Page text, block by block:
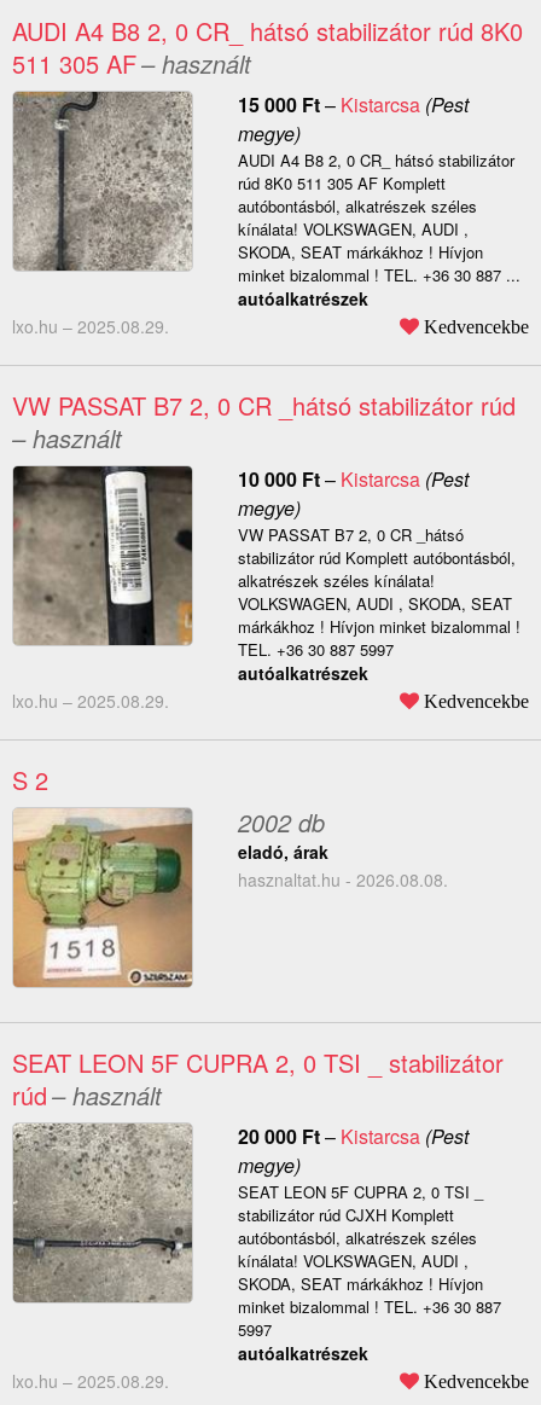
AUDI A4 B8 2, 0 CR_ hátsó stabilizátor rúd 8K0
511 305 AF– használt
15 000 Ft– Kistarcsa(Pest
megye)
AUDI A4 B8 2, 0 CR_ hátsó stabilizátor
rúd 8K0 511 305 AF Komplett
autóbontásból, alkatrészek széles
kínálata! VOLKSWAGEN, AUDI ,
SKODA, SEAT márkákhoz ! Hívjon
minket bizalommal ! TEL. +36 30 887 ...
autóalkatrészek
lxo.hu – 2025.08.29. Kedvencekbe
VW PASSAT B7 2, 0 CR _hátsó stabilizátor rúd
– használt
10 000 Ft– Kistarcsa(Pest
megye)
VW PASSAT B7 2, 0 CR _hátsó
stabilizátor rúd Komplett autóbontásból,
alkatrészek széles kínálata!
VOLKSWAGEN, AUDI , SKODA, SEAT
márkákhoz ! Hívjon minket bizalommal !
TEL. +36 30 887 5997
autóalkatrészek
lxo.hu – 2025.08.29. Kedvencekbe
S 2
2002 db
eladó, árak
hasznaltat.hu - 2026.08.08.
SEAT LEON 5F CUPRA 2, 0 TSI _ stabilizátor
rúd– használt
20 000 Ft– Kistarcsa(Pest
megye)
SEAT LEON 5F CUPRA 2, 0 TSI _
stabilizátor rúd CJXH Komplett
autóbontásból, alkatrészek széles
kínálata! VOLKSWAGEN, AUDI ,
SKODA, SEAT márkákhoz ! Hívjon
minket bizalommal ! TEL. +36 30 887
5997
autóalkatrészek
lxo.hu – 2025.08.29. Kedvencekbe